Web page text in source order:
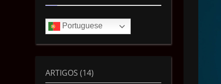
Portuguese
ARTIGOS (14)